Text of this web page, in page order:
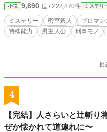
小説 9,690 位 / 228,870件 ミステリ
ミステリー 密室殺人 ブロマン
特殊能力
男主人公 刑事モノ
最
4
【完結】人さらいと辻斬り
ぜか懐かれて道連れに〜